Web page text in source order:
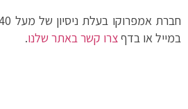
במייל או בדףצרו קשרבאתר שלנו.